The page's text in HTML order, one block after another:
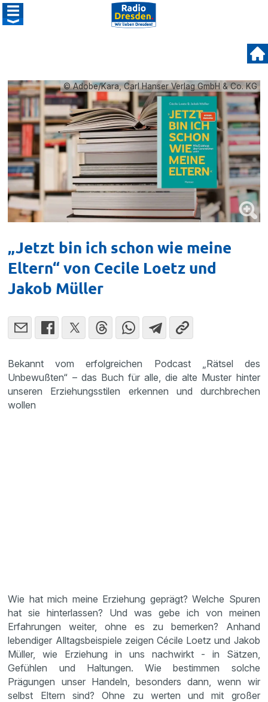
© Adobe/Kara, Carl Hanser Verlag GmbH & Co. KG
„Jetzt bin ich schon wie meine
Eltern“ von Cecile Loetz und
Jakob Müller
Bekannt vom erfolgreichen Podcast „Rätsel des
Unbewußten“ – das Buch für alle, die alte Muster hinter
unseren Erziehungsstilen erkennen und durchbrechen
wollen
Wie hat mich meine Erziehung geprägt? Welche Spuren
hat sie hinterlassen? Und was gebe ich von meinen
Erfahrungen weiter, ohne es zu bemerken? Anhand
lebendiger Alltagsbeispiele zeigen Cécile Loetz und Jakob
Müller, wie Erziehung in uns nachwirkt - in Sätzen,
Gefühlen und Haltungen. Wie bestimmen solche
Prägungen unser Handeln, besonders dann, wenn wir
selbst Eltern sind? Ohne zu werten und mit großer